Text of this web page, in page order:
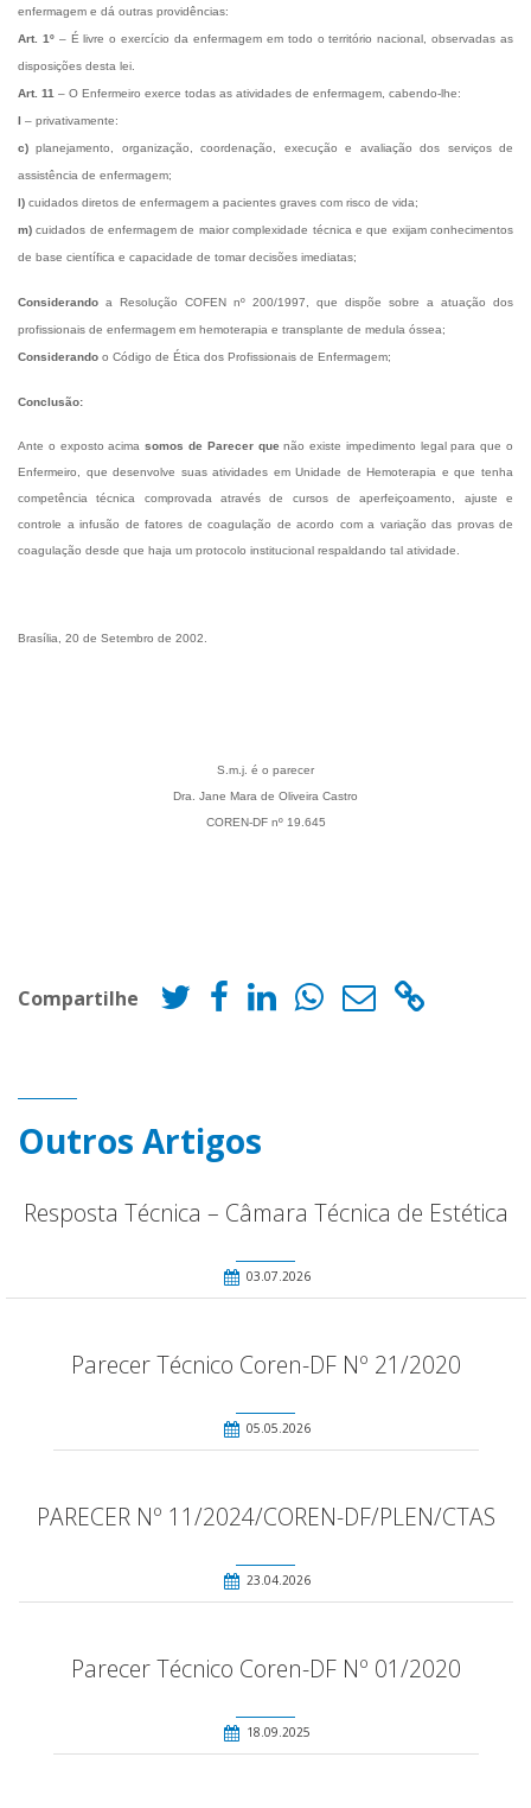
enfermagem e dá outras providências:
Art. 1º– É livre o exercício da enfermagem em todo o território nacional, observadas as
disposições desta lei.
Art. 11 – O Enfermeiro exerce todas as atividades de enfermagem, cabendo-lhe:
I – privativamente:
c) planejamento, organização, coordenação, execução e avaliação dos serviços de
assistência de enfermagem;
l) cuidados diretos de enfermagem a pacientes graves com risco de vida;
m) cuidados de enfermagem de maior complexidade técnica e que exijam conhecimentos
de base científica e capacidade de tomar decisões imediatas;
Considerando a Resolução COFEN nº 200/1997, que dispõe sobre a atuação dos
profissionais de enfermagem em hemoterapia e transplante de medula óssea;
Considerando o Código de Ética dos Profissionais de Enfermagem;
Conclusão:
Ante o exposto acimasomos de Parecer que não existe impedimento legal para que o
Enfermeiro, que desenvolve suas atividades em Unidade de Hemoterapia e que tenha
competência técnica comprovada através de cursos de aperfeiçoamento, ajuste e
controle a infusão de fatores de coagulação de acordo com a variação das provas de
coagulação desde que haja um protocolo institucional respaldando tal atividade.
Brasília, 20 de Setembro de 2002.
S.m.j. é o parecer
Dra. Jane Mara de Oliveira Castro
COREN-DF nº 19.645
Compartilhe
Outros Artigos
Resposta Técnica – Câmara Técnica de Estética
03.07.2026
Parecer Técnico Coren-DF Nº 21/2020
05.05.2026
PARECER Nº 11/2024/COREN-DF/PLEN/CTAS
23.04.2026
Parecer Técnico Coren-DF Nº 01/2020
18.09.2025